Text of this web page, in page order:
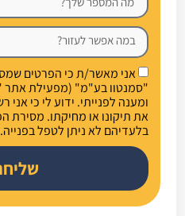
אני מאשר/ת כי הפרטים
"סמנטוו בע"מ" (מפעילת אתר
ומענה לפנייתי. ידוע לי כי
את תיקונו או מחיקתו. מסירת
בלעדיהם לא ניתן לטפל בפנייה.